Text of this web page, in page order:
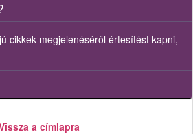
cikkek megjelenéséről értesítést kapni,
a címlapra